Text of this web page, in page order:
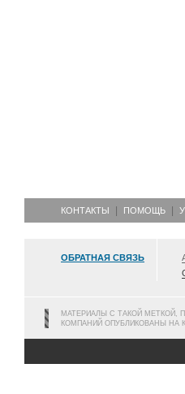
КОНТАКТЫ ПОМОЩЬ
ОБРАТНАЯ СВЯЗЬ
МАТЕРИАЛЫ С ТАКОЙ МЕТКОЙ,
КОМПАНИЙ ОПУБЛИКОВАНЫ НА